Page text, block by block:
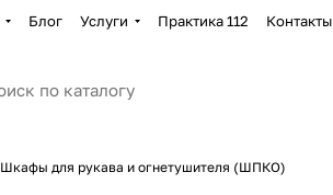
Блог Услуги Практика 112 Контакты
Шкафы для рукава и огнетушителя (ШПКО)